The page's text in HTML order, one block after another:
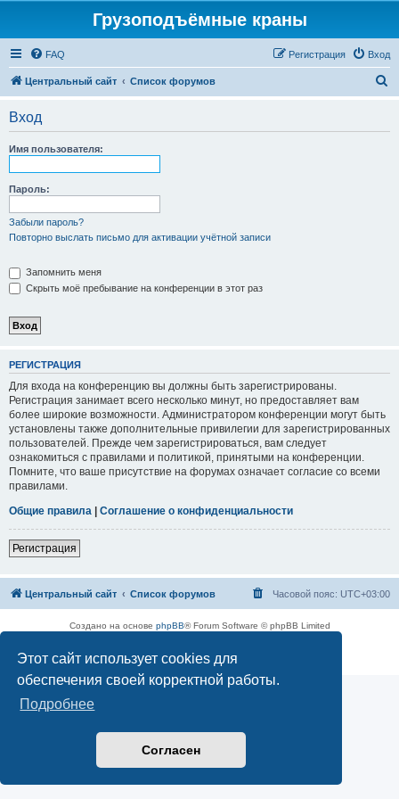
Этот сайт использует cookies для
обеспечения своей корректной работы.
Подробнее
Согласен
Грузоподъёмные краны
FAQ Вход
Регистрация
Центральный сайт Список форумов
Вход
Имя пользователя:
Пароль:
Забыли пароль?
Повторно выслать письмо для активации учётной записи
Запомнить меня
Скрыть моё пребывание на конференции в этот раз
РЕГИСТРАЦИЯ
Для входа на конференцию вы должны быть зарегистрированы.
Регистрация занимает всего несколько минут, но предоставляет вам
более широкие возможности. Администратором конференции могут быть
установлены также дополнительные привилегии для зарегистрированных
пользователей. Прежде чем зарегистрироваться, вам следует
ознакомиться с правилами и политикой, принятыми на конференции.
Помните, что ваше присутствие на форумах означает согласие со всеми
правилами.
Общие правила | Соглашение о конфиденциальности
Регистрация
Центральный сайт Список форумов Часовой пояс: UTC+03:00
Создано на основе phpBB® Forum Software © phpBB Limited
Конфиденциальность|Правила